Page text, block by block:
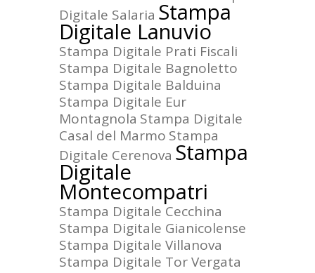
Digitale Salaria Stampa
Digitale Lanuvio
Stampa Digitale Prati Fiscali
Stampa Digitale Bagnoletto
Stampa Digitale Balduina
Stampa Digitale Eur
Montagnola Stampa Digitale
Casal del Marmo Stampa
Digitale Cerenova Stampa
Digitale
Montecompatri
Stampa Digitale Cecchina
Stampa Digitale Gianicolense
Stampa Digitale Villanova
Stampa Digitale Tor Vergata